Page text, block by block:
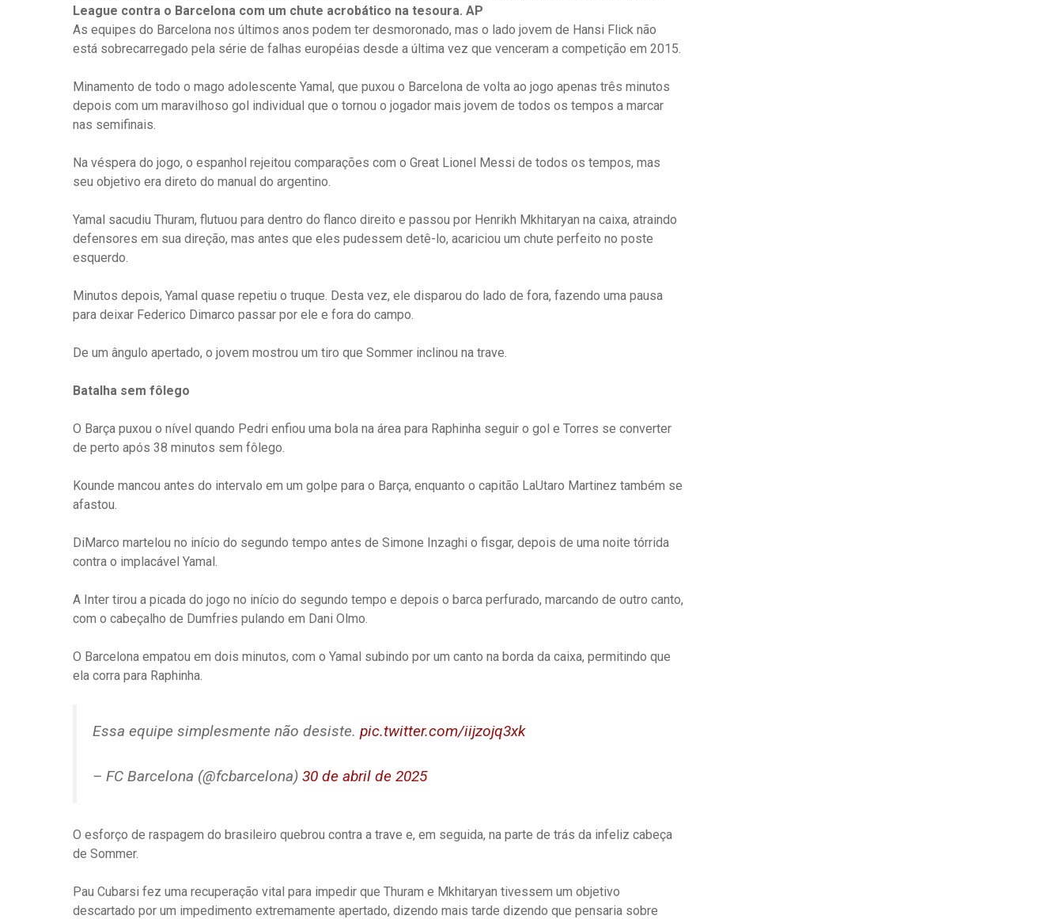
League contra o Barcelona com um chute acrobático na tesoura. AP
As equipes do Barcelona nos últimos anos podem ter desmoronado, mas o lado jovem de Hansi Flick não
está sobrecarregado pela série de falhas européias desde a última vez que venceram a competição em 2015.
Minamento de todo o mago adolescente Yamal, que puxou o Barcelona de volta ao jogo apenas três minutos
depois com um maravilhoso gol individual que o tornou o jogador mais jovem de todos os tempos a marcar
nas semifinais.
Na véspera do jogo, o espanhol rejeitou comparações com o Great Lionel Messi de todos os tempos, mas
seu objetivo era direto do manual do argentino.
Yamal sacudiu Thuram, flutuou para dentro do flanco direito e passou por Henrikh Mkhitaryan na caixa, atraindo
defensores em sua direção, mas antes que eles pudessem detê-lo, acariciou um chute perfeito no poste
esquerdo.
Minutos depois, Yamal quase repetiu o truque. Desta vez, ele disparou do lado de fora, fazendo uma pausa
para deixar Federico Dimarco passar por ele e fora do campo.
De um ângulo apertado, o jovem mostrou um tiro que Sommer inclinou na trave.
Batalha sem fôlego
O Barça puxou o nível quando Pedri enfiou uma bola na área para Raphinha seguir o gol e Torres se converter
de perto após 38 minutos sem fôlego.
Kounde mancou antes do intervalo em um golpe para o Barça, enquanto o capitão LaUtaro Martinez também se
afastou.
DiMarco martelou no início do segundo tempo antes de Simone Inzaghi o fisgar, depois de uma noite tórrida
contra o implacável Yamal.
A Inter tirou a picada do jogo no início do segundo tempo e depois o barca perfurado, marcando de outro canto,
com o cabeçalho de Dumfries pulando em Dani Olmo.
O Barcelona empatou em dois minutos, com o Yamal subindo por um canto na borda da caixa, permitindo que
ela corra para Raphinha.
Essa equipe simplesmente não desiste. pic.twitter.com/iijzojq3xk
– FC Barcelona (@fcbarcelona) 30 de abril de 2025
O esforço de raspagem do brasileiro quebrou contra a trave e, em seguida, na parte de trás da infeliz cabeça
de Sommer.
Pau Cubarsi fez uma recuperação vital para impedir que Thuram e Mkhitaryan tivessem um objetivo
descartado por um impedimento extremamente apertado, dizendo mais tarde dizendo que pensaria sobre